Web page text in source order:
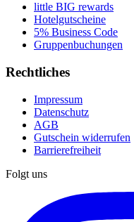
little BIG rewards
Hotelgutscheine
5% Business Code
Gruppenbuchungen
Rechtliches
Impressum
Datenschutz
AGB
Gutschein widerrufen
Barrierefreiheit
Folgt uns